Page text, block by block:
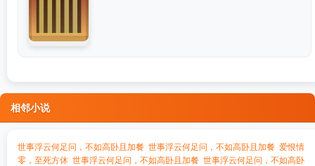
相邻小说
世事浮云何足问，不如高卧且加餐 世事浮云何足问，不如高卧且加餐 爱恨情
零，至死方休 世事浮云何足问，不如高卧且加餐 世事浮云何足问，不如高卧